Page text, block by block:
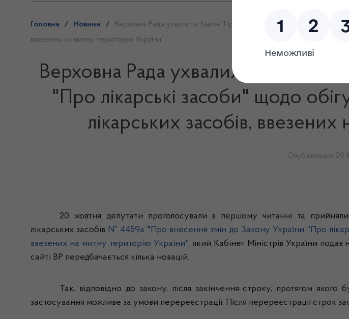
Головна / Новини /
Верховна Рада ухвалила Закон "Про внесення змін до Закону
ввезених на митну територію України"
Верховна Рада ухвалила Закон
"Про лікарські засоби" щодо
лікарських засобів,
Опубліковано
20 жовтня депутати проголосували в першому читанні та
лікарських засобів № 4459а "Про внесення змін до Закону України "Про
ввезених на митну територію України", який Кабінет Міністрів України
сайті ВР передбачається кілька новацій.
Так, відповідно до закону, після закінчення строку, протягом
застосування можливе за умови перереєстрації. Після перереєстрації строк